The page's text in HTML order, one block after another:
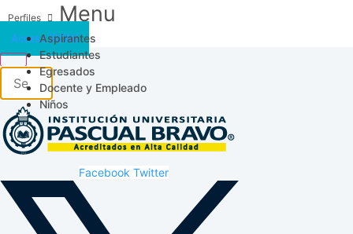
Menu
Aspirantes
Estudiantes
Egresados
Docente y Empleado
Niños
Acceso SICAU
Facebook Twitter